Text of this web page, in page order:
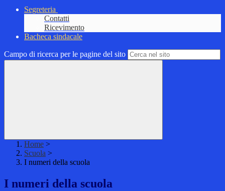
Segreteria
Contatti
Ricevimento
Bacheca sindacale
Campo di ricerca per le pagine del sito
Home >
Scuola >
I numeri della scuola
I numeri della scuola